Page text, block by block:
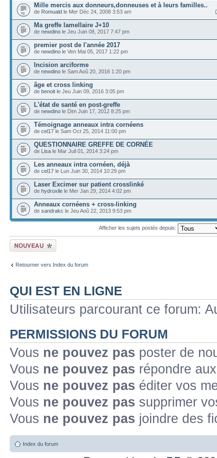
Mille mercis aux donneurs,donneuses et à leurs familles..
de Romuald le Mer Déc 24, 2008 3:53 am
Ma greffe lamellaire J+10
de newdino le Jeu Juin 08, 2017 7:47 pm
premier post de l'année 2017
de newdino le Ven Mai 05, 2017 1:22 pm
Incision arciforme
de newdino le Sam Aoû 20, 2016 1:20 pm
âge et cross linking
de benoit le Jeu Juin 09, 2016 3:05 pm
L'état de santé en post-greffe
de newdino le Dim Juin 17, 2012 8:25 pm
Témoignage anneaux intra cornéens
de cel17 le Sam Oct 25, 2014 11:00 pm
QUESTIONNAIRE GREFFE DE CORNÉE
de Lisa le Mar Juil 01, 2014 3:24 pm
Les anneaux intra cornéen, déjà
de cel17 le Lun Juin 30, 2014 10:29 pm
Laser Excimer sur patient crosslinké
de hydroxile le Mer Jan 29, 2014 4:02 pm
Anneaux cornéens + cross-linking
de sandrakc le Jeu Aoû 22, 2013 9:53 pm
Afficher les sujets postés depuis:
Ecrire un nouveau
sujet
Retourner vers Index du forum
QUI EST EN LIGNE
Utilisateurs parcourant ce forum:
PERMISSIONS DU FORUM
Vous ne pouvez pas poster de
Vous ne pouvez pas répondre
Vous ne pouvez pas éditer vos
Vous ne pouvez pas supprimer
Vous ne pouvez pas joindre des
Index du forum